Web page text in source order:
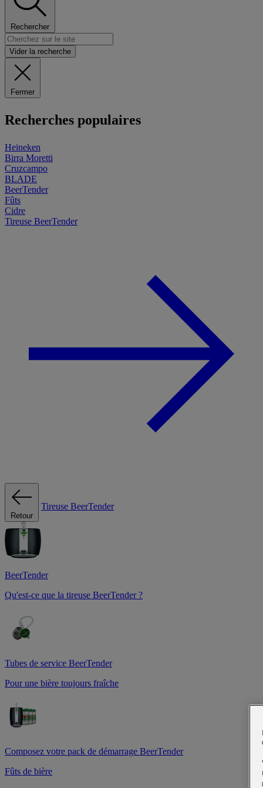
Rechercher
Vider la recherche
Fermer
Recherches populaires
Heineken
Birra Moretti
Cruzcampo
BLADE
BeerTender
Fûts
Cidre
Tireuse BeerTender
Retour
Tireuse BeerTender
BeerTender
Qu'est-ce que la tireuse BeerTender ?
Tubes de service BeerTender
Pour une bière toujours fraîche
Composez votre pack de démarrage BeerTender
Fûts de bière